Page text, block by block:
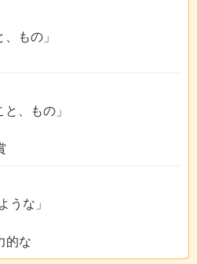
、もの」
と、もの」
うな」
的な